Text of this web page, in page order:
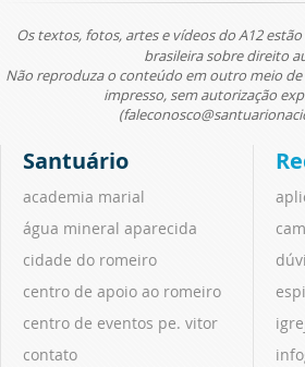
Os textos, fotos, artes e vídeos do A12
brasileira sobre direito
Não reproduza o conteúdo em outro meio
impresso, sem autorização
Santuário
academia marial
água mineral aparecida
cidade do romeiro
centro de apoio ao romeiro
centro de eventos pe. vitor
contato